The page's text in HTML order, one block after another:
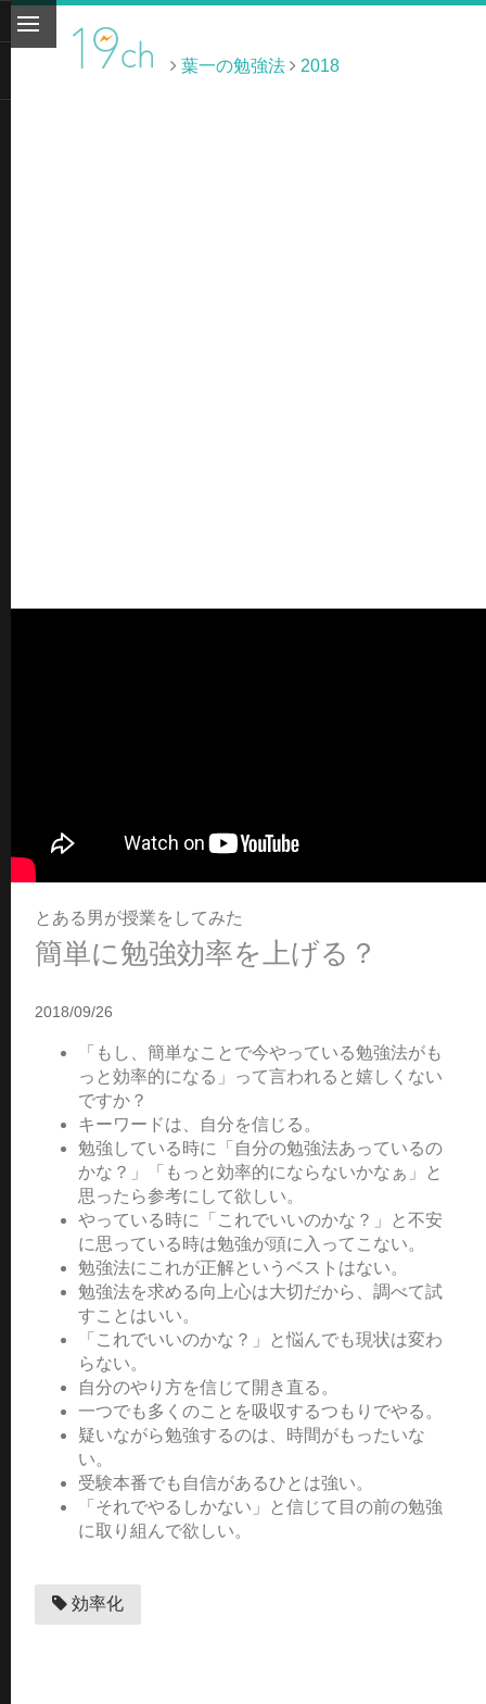
葉一の勉強法 2018
とある男が授業をしてみた
簡単に勉強効率を上げる？
2018/09/26
「もし、簡単なことで今やっている勉強法がも
っと効率的になる」って言われると嬉しくない
ですか？
キーワードは、自分を信じる。
勉強している時に「自分の勉強法あっているの
かな？」「もっと効率的にならないかなぁ」と
思ったら参考にして欲しい。
やっている時に「これでいいのかな？」と不安
に思っている時は勉強が頭に入ってこない。
勉強法にこれが正解というベストはない。
勉強法を求める向上心は大切だから、調べて試
すことはいい。
「これでいいのかな？」と悩んでも現状は変わ
らない。
自分のやり方を信じて開き直る。
一つでも多くのことを吸収するつもりでやる。
疑いながら勉強するのは、時間がもったいな
い。
受験本番でも自信があるひとは強い。
「それでやるしかない」と信じて目の前の勉強
に取り組んで欲しい。
効率化